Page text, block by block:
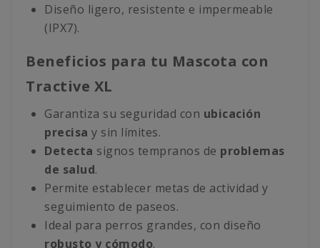
Diseño ligero, resistente e impermeable
(IPX7).
Beneficios para tu Mascota con
Tractive XL
Garantiza su seguridad con ubicación
precisa y sin límites.
Detecta signos tempranos de problemas
de salud.
Permite establecer metas de actividad y
seguimiento de paseos.
Ideal para perros grandes, con diseño
robusto y cómodo.